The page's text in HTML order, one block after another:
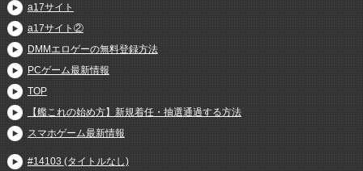
a17サイト
a17サイト②
DMMエロゲーの無料登録方法
PCゲーム最新情報
TOP
【艦これの始め方】新規着任・抽選通過する方法
スマホゲーム最新情報
#14103 (タイトルなし)